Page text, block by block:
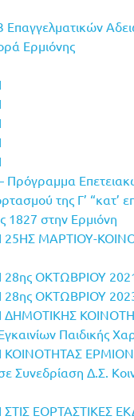
Επαγγελματικών
Ερμιόνης
Πρόγραμμα
της Γ’ “κατ’
1827 στην Ερμιόνη
ΜΑΡΤΙΟΥ-
ΟΚΤΩΒΡΙΟΥ
ΟΚΤΩΒΡΙΟΥ
Παιδικής
Συνεδρίαση Δ.Σ.
ΕΟΡΤΑΣΤΙΚΕΣ